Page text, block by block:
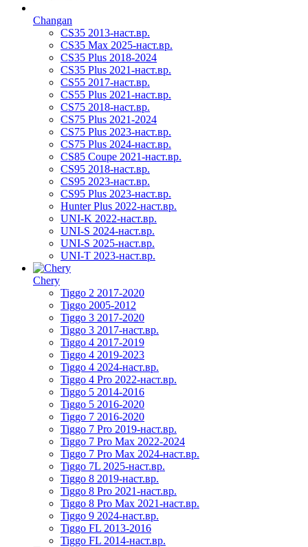
Changan
CS35 2013-наст.вр.
CS35 Max 2025-наст.вр.
CS35 Plus 2018-2024
CS35 Plus 2021-наст.вр.
CS55 2017-наст.вр.
CS55 Plus 2021-наст.вр.
CS75 2018-наст.вр.
CS75 Plus 2021-2024
CS75 Plus 2023-наст.вр.
CS75 Plus 2024-наст.вр.
CS85 Coupe 2021-наст.вр.
CS95 2018-наст.вр.
CS95 2023-наст.вр.
CS95 Plus 2023-наст.вр.
Hunter Plus 2022-наст.вр.
UNI-K 2022-наст.вр.
UNI-S 2024-наст.вр.
UNI-S 2025-наст.вр.
UNI-T 2023-наст.вр.
Chery
Tiggo 2 2017-2020
Tiggo 2005-2012
Tiggo 3 2017-2020
Tiggo 3 2017-наст.вр.
Tiggo 4 2017-2019
Tiggo 4 2019-2023
Tiggo 4 2024-наст.вр.
Tiggo 4 Pro 2022-наст.вр.
Tiggo 5 2014-2016
Tiggo 5 2016-2020
Tiggo 7 2016-2020
Tiggo 7 Pro 2019-наст.вр.
Tiggo 7 Pro Max 2022-2024
Tiggo 7 Pro Max 2024-наст.вр.
Tiggo 7L 2025-наст.вр.
Tiggo 8 2019-наст.вр.
Tiggo 8 Pro 2021-наст.вр.
Tiggo 8 Pro Max 2021-наст.вр.
Tiggo 9 2024-наст.вр.
Tiggo FL 2013-2016
Tiggo FL 2014-наст.вр.